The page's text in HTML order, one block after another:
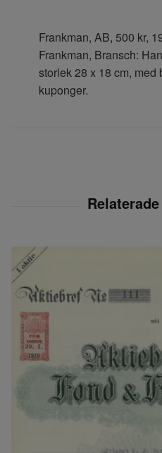
Frankman, AB, 500 kr,
Frankman, Bransch:
storlek 28 x 18 cm, med
kuponger.